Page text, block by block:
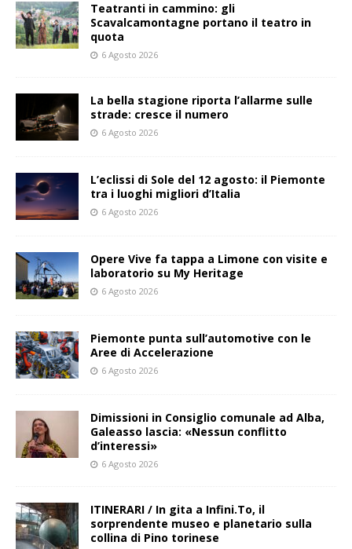
Teatranti in cammino: gli
Scavalcamontagne portano il teatro in
quota
6 Agosto 2026
La bella stagione riporta l’allarme sulle
strade: cresce il numero
6 Agosto 2026
L’eclissi di Sole del 12 agosto: il Piemonte
tra i luoghi migliori d’Italia
6 Agosto 2026
Opere Vive fa tappa a Limone con visite e
laboratorio su My Heritage
6 Agosto 2026
Piemonte punta sull’automotive con le
Aree di Accelerazione
6 Agosto 2026
Dimissioni in Consiglio comunale ad Alba,
Galeasso lascia: «Nessun conflitto
d’interessi»
6 Agosto 2026
ITINERARI / In gita a Infini.To, il
sorprendente museo e planetario sulla
collina di Pino torinese